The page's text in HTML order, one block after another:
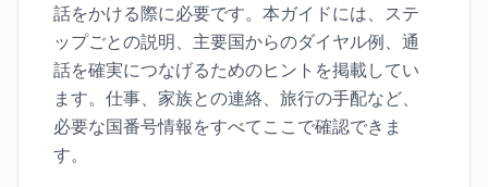
話をかける際に必要です。本ガイドには、ステ
ップごとの説明、主要国からのダイヤル例、通
話を確実につなげるためのヒントを掲載してい
ます。仕事、家族との連絡、旅行の手配など、
必要な国番号情報をすべてここで確認できま
す。